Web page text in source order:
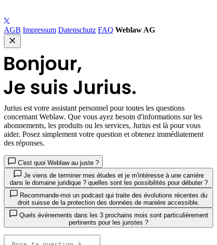
AGB Impressum Datenschutz FAQ Weblaw AG
Jurius est votre assistant personnel pour toutes les questions
concernant Weblaw. Que vous ayez besoin d'informations sur les
abonnements, les produits ou les services, Jurius est là pour vous
aider. Posez simplement votre question et obtenez immédiatement
des réponses.
C'est quoi Weblaw au juste ?
Je viens de terminer mes études et je m'intéresse à une carriére
dans le domaine juridique ? quelles sont les possibilités pour débuter ?
droit suisse de la protection des données de maniére accessible.
Quels événements dans les 3 prochains mois sont particuliérement
pertinents pour les juristes ?